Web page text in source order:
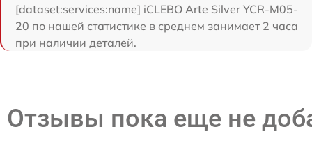
[dataset:services:name] iCLEBO Arte Silver YCR-M05-
20 по нашей статистике в среднем занимает 2 часа
при наличии деталей.
Отзывы пока еще не